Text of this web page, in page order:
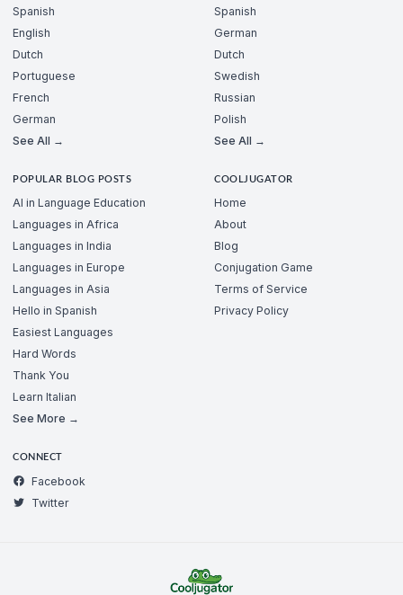
Spanish
English
Dutch
Portuguese
French
German
See All →
Spanish
German
Dutch
Swedish
Russian
Polish
See All →
POPULAR BLOG POSTS
AI in Language Education
Languages in Africa
Languages in India
Languages in Europe
Languages in Asia
Hello in Spanish
Easiest Languages
Hard Words
Thank You
Learn Italian
See More →
COOLJUGATOR
Home
About
Blog
Conjugation Game
Terms of Service
Privacy Policy
CONNECT
Facebook
Twitter